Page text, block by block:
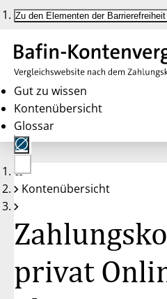
Zu den Elementen der
Gut zu wissen
Kontenübersicht
Glossar
Keine
Konten
Kontenübersicht
privat